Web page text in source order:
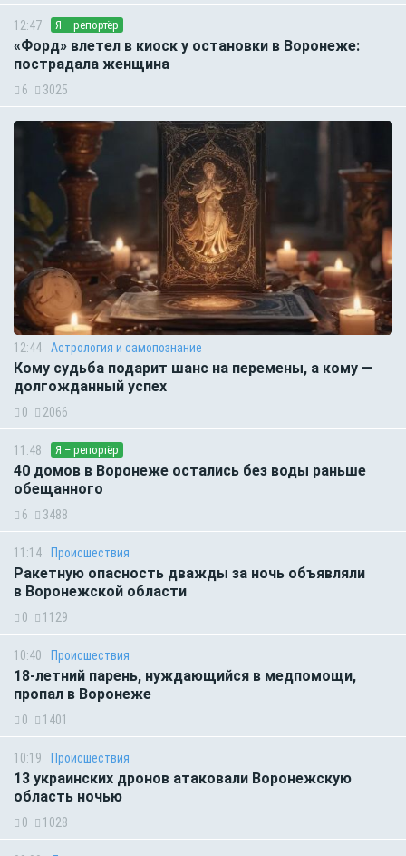
12:47 Я – репортёр
«Форд» влетел в киоск у остановки в Воронеже:
пострадала женщина
6 3025
12:44 Астрология и самопознание
Кому судьба подарит шанс на перемены, а кому —
долгожданный успех
0 2066
11:48 Я – репортёр
40 домов в Воронеже остались без воды раньше
обещанного
6 3488
11:14 Происшествия
Ракетную опасность дважды за ночь объявляли
в Воронежской области
0 1129
10:40 Происшествия
18-летний парень, нуждающийся в медпомощи,
пропал в Воронеже
0 1401
10:19 Происшествия
13 украинских дронов атаковали Воронежскую
область ночью
0 1028